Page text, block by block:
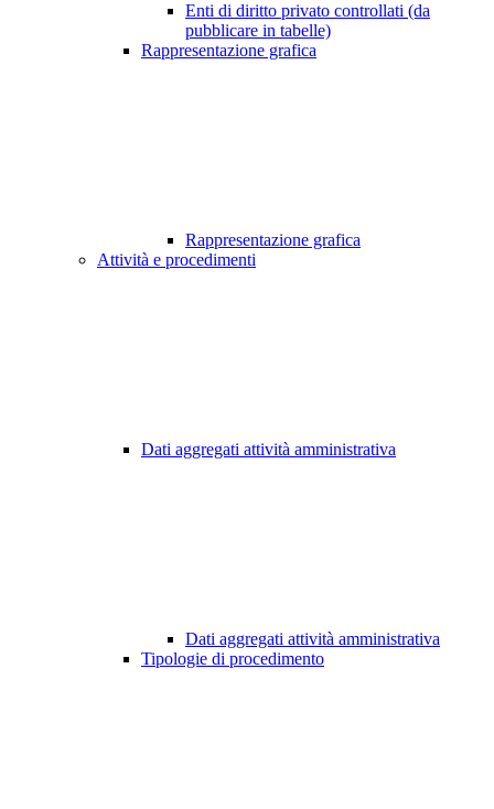
Enti di diritto privato controllati (da
pubblicare in tabelle)
Rappresentazione grafica
Rappresentazione grafica
Attività e procedimenti
Dati aggregati attività amministrativa
Dati aggregati attività amministrativa
Tipologie di procedimento